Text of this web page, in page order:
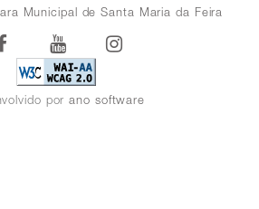
Municipal de Santa Maria da Feira
FacebookYoutube
porano software